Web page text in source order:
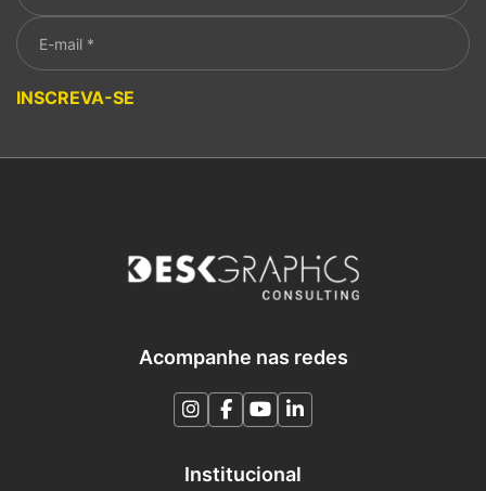
INSCREVA-SE
Acompanhe nas redes
Institucional